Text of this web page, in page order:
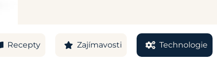
Recepty Zajímavosti Technologie